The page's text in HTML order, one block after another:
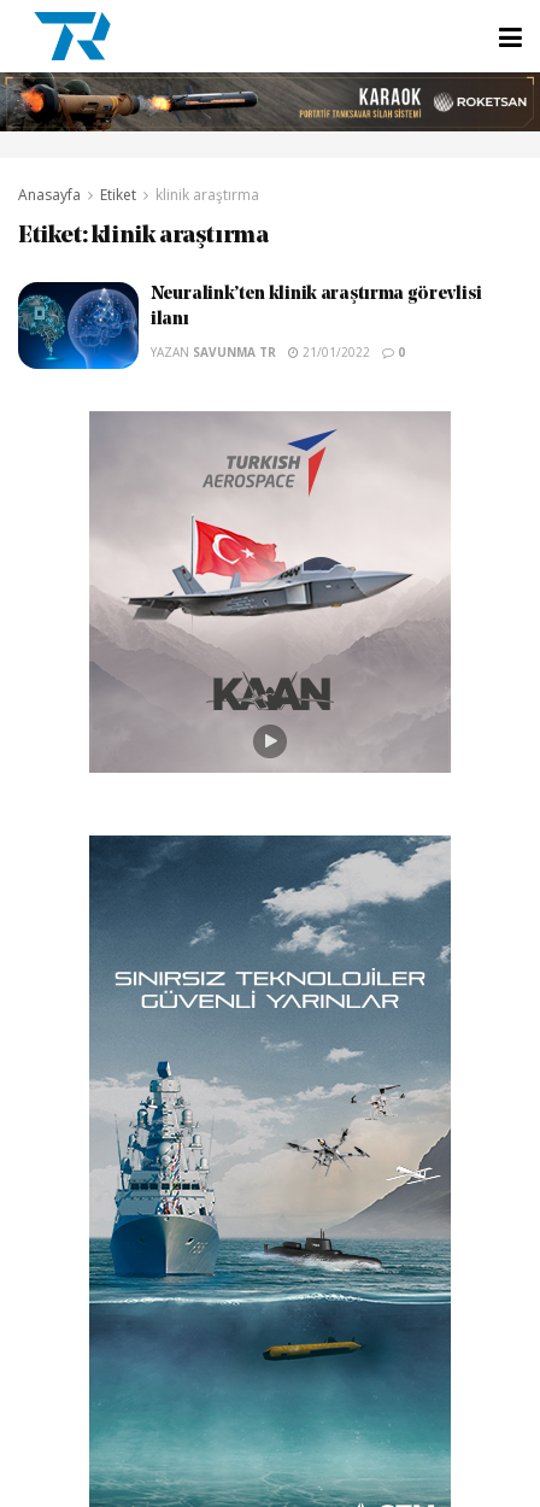
Anasayfa Etiket klinik araştırma
Etiket:klinik araştırma
Neuralink’ten klinik araştırma görevlisi
ilanı
YAZAN SAVUNMA TR 21/01/2022 0